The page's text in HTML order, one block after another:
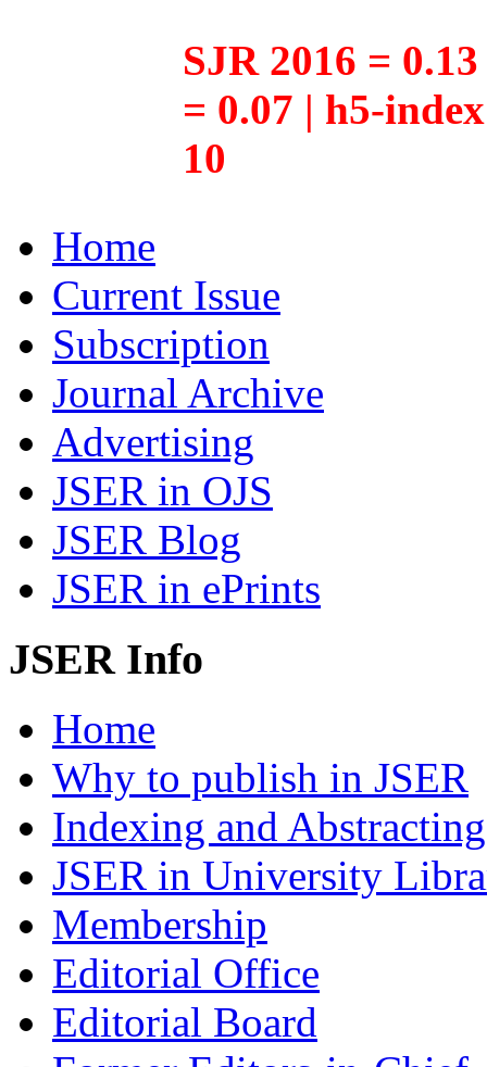
SJR 2016 =
= 0.07 | h5-
10
Home
Current Issue
Subscription
Journal Archive
Advertising
JSER in OJS
JSER Blog
JSER in ePrints
JSER Info
Home
Why to publish in JSER
Indexing and Abstracting
JSER in University
Membership
Editorial Office
Editorial Board